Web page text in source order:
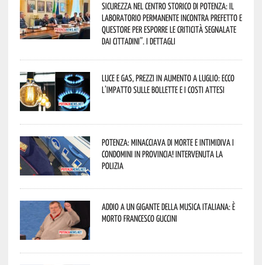
Sicurezza nel Centro Storico di Potenza: il
Laboratorio Permanente incontra Prefetto e
Questore per esporre le criticità segnalate
dai cittadini”. I dettagli
Luce e gas, prezzi in aumento a luglio: ecco
l’impatto sulle bollette e i costi attesi
Potenza: minacciava di morte e intimidiva i
condomini in provincia! Intervenuta la
Polizia
Addio a un gigante della musica italiana: è
morto Francesco Guccini